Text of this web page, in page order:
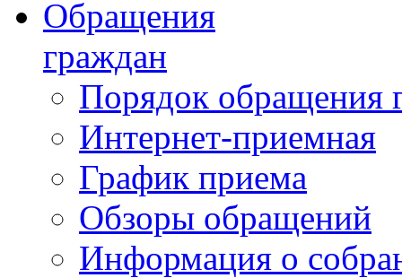
Обращения
граждан
Порядок обращения
Интернет-приемная
График приема
Обзоры обращений
Информация о